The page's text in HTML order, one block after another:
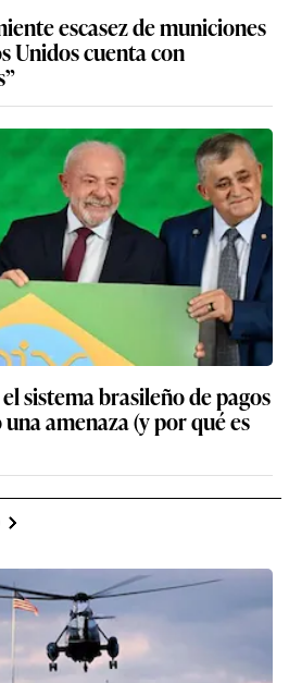
escasez de municiones
Unidos cuenta con
sistema brasileño de pagos
amenaza (y por qué es